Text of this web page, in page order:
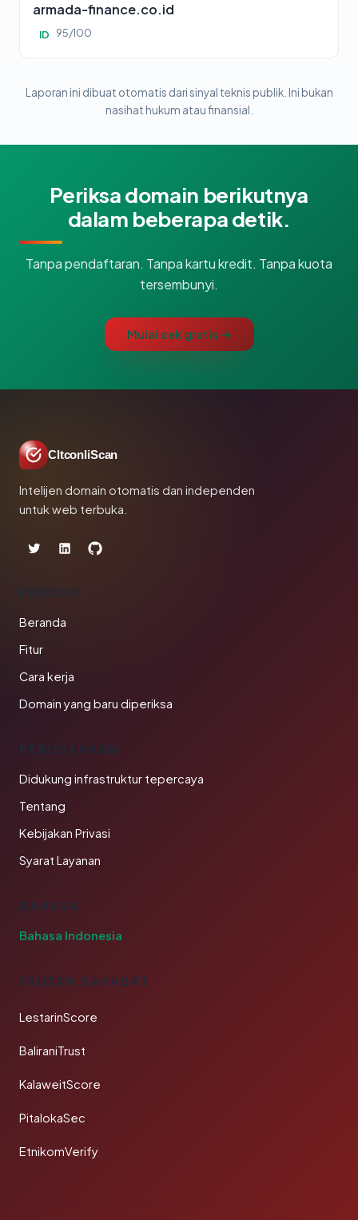
armada-finance.co.id
ID 95/100
Laporan ini dibuat otomatis dari sinyal teknis publik. Ini bukan
nasihat hukum atau finansial.
Periksa domain berikutnya
dalam beberapa detik.
Tanpa pendaftaran. Tanpa kartu kredit. Tanpa kuota
tersembunyi.
Mulai cek gratis →
CltconliScan
Intelijen domain otomatis dan independen
untuk web terbuka.
PRODUK
Beranda
Fitur
Cara kerja
Domain yang baru diperiksa
PERUSAHAAN
Didukung infrastruktur tepercaya
Tentang
Kebijakan Privasi
Syarat Layanan
BAHASA
Bahasa Indonesia
TAUTAN SAHABAT
LestarinScore
BaliraniTrust
KalaweitScore
PitalokaSec
EtnikomVerify